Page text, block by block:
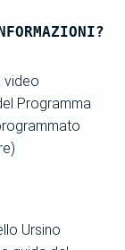
video
Programma
Ursino